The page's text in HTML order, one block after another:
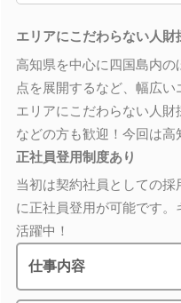
エリアにこだわらない人財
高知県を中心に四国島内
点を展開するなど、幅広い
エリアにこだわらない人
などの方も歓迎！今回は高
正社員登用制度あり
当初は契約社員としての
に正社員登用が可能です
活躍中！
仕事内容